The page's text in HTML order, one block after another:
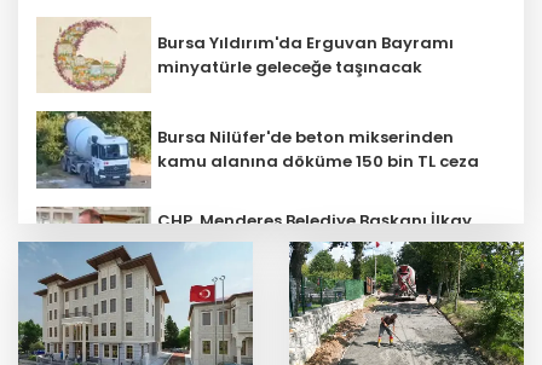
Bursa Yıldırım'da Erguvan Bayramı
minyatürle geleceğe taşınacak
Bursa Nilüfer'de beton mikserinden
kamu alanına döküme 150 bin TL ceza
CHP, Menderes Belediye Başkanı İlkay
Çiçek'i kesin ihraç talebiyle disipline
sevk etti
Ankara'da uyuşturucu ve fuhuş 8
gözaltı